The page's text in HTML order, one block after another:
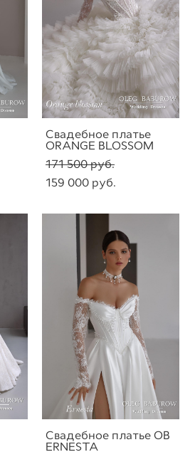
Свадебное платье
ORANGE BLOSSOM
171 500 pуб.
159 000 pуб.
Свадебное платье OB
ERNESTA